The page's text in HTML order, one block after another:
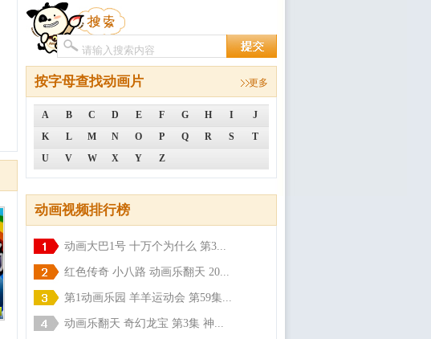
按字母查找动画片 更多
A B C D E F G H I
J
K
L M N O P Q R S
T
U
V W X Y Z
动画视频排行榜
动画大巴1号 十万个为什么 第3...
红色传奇 小八路 动画乐翻天 20...
第1动画乐园 羊羊运动会 第59集...
动画乐翻天 奇幻龙宝 第3集 神...